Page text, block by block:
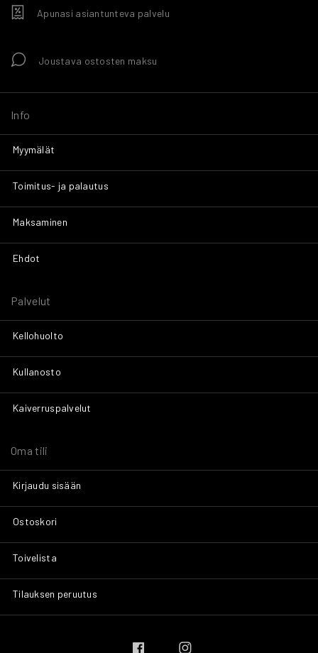
Apunasi asiantunteva palvelu
Joustava ostosten maksu
Info
Myymälät
Toimitus- ja palautus
Maksaminen
Ehdot
Palvelut
Kellohuolto
Kullanosto
Kaiverruspalvelut
Oma tili
Kirjaudu sisään
Ostoskori
Toivelista
Tilauksen peruutus